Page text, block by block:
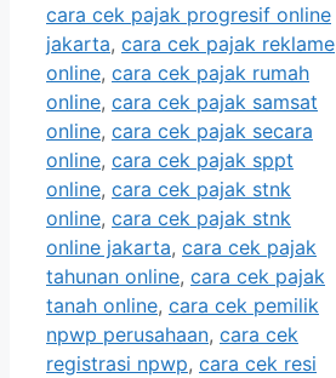
cara cek pajak progresif online
jakarta, cara cek pajak reklame
online, cara cek pajak rumah
online, cara cek pajak samsat
online, cara cek pajak secara
online, cara cek pajak sppt
online, cara cek pajak stnk
online, cara cek pajak stnk
online jakarta, cara cek pajak
tahunan online, cara cek pajak
tanah online, cara cek pemilik
npwp perusahaan, cara cek
registrasi npwp, cara cek resi